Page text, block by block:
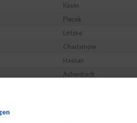
Kevin
Piecek
Lötzke
Charlamow
Hassan
Achenbach